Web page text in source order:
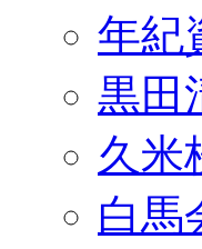
年紀
黒田
久米
白馬